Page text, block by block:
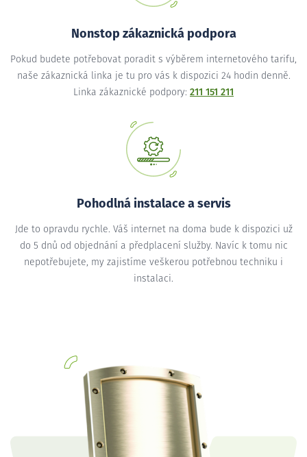
Nonstop zákaznická podpora
Pokud budete potřebovat poradit s výběrem internetového tarifu,
naše zákaznická linka je tu pro vás k dispozici 24 hodin denně.
Linka zákaznické podpory: 211 151 211
Pohodlná instalace a servis
Jde to opravdu rychle. Váš internet na doma bude k dispozici už
do 5 dnů od objednání a předplacení služby. Navíc k tomu nic
nepotřebujete, my zajistíme veškerou potřebnou techniku i
instalaci.